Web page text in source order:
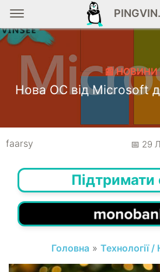
📰 НОВИНИ
Нова ОС від Microsoft
faarsy 📅 29
Підтримати
Головна » Технології